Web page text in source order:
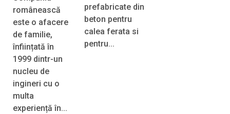
românească
este o afacere
de familie,
înființată în
1999 dintr-un
nucleu de
ingineri cu o
multa
experiență în...
prefabricate din
beton pentru
calea ferata si
pentru...